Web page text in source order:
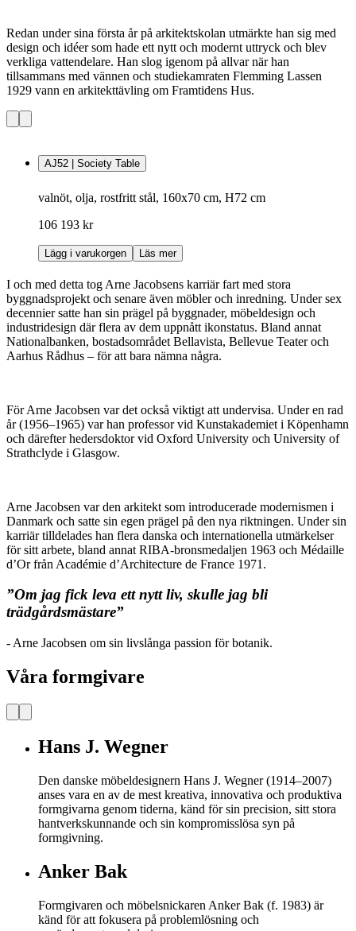
Redan under sina första år på arkitektskolan utmärkte han sig med
design och idéer som hade ett nytt och modernt uttryck och blev
verkliga vattendelare. Han slog igenom på allvar när han
tillsammans med vännen och studiekamraten Flemming Lassen
1929 vann en arkitekttävling om Framtidens Hus.
AJ52 | Society Table
valnöt, olja, rostfritt stål, 160x70 cm, H72 cm
106 193 kr
Lägg i varukorgen Läs mer
I och med detta tog Arne Jacobsens karriär fart med stora
byggnadsprojekt och senare även möbler och inredning. Under sex
decennier satte han sin prägel på byggnader, möbeldesign och
industridesign där flera av dem uppnått ikonstatus. Bland annat
Nationalbanken, bostadsområdet Bellavista, Bellevue Teater och
Aarhus Rådhus – för att bara nämna några.
För Arne Jacobsen var det också viktigt att undervisa. Under en rad
år (1956–1965) var han professor vid Kunstakademiet i Köpenhamn
och därefter hedersdoktor vid Oxford University och University of
Strathclyde i Glasgow.
Arne Jacobsen var den arkitekt som introducerade modernismen i
Danmark och satte sin egen prägel på den nya riktningen. Under sin
karriär tilldelades han flera danska och internationella utmärkelser
för sitt arbete, bland annat RIBA-bronsmedaljen 1963 och Médaille
d’Or från Académie d’Architecture de France 1971.
”Om jag fick leva ett nytt liv, skulle jag bli
trädgårdsmästare”
- Arne Jacobsen om sin livslånga passion för botanik.
Våra formgivare
Hans J. Wegner
Den danske möbeldesignern Hans J. Wegner (1914–2007)
anses vara en av de mest kreativa, innovativa och produktiva
formgivarna genom tiderna, känd för sin precision, sitt stora
hantverkskunnande och sin kompromisslösa syn på
formgivning.
Anker Bak
Formgivaren och möbelsnickaren Anker Bak (f. 1983) är
känd för att fokusera på problemlösning och